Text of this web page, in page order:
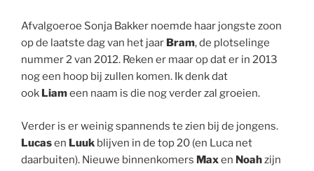
Afvalgoeroe Sonja Bakker noemde haar jongste zoon
op de laatste dag van het jaar Bram, de plotselinge
nummer 2 van 2012. Reken er maar op dat er in 2013
nog een hoop bij zullen komen. Ik denk dat
ook Liameen naam is die nog verder zal groeien.
Verder is er weinig spannends te zien bij de jongens.
Lucasen Luuk blijven in de top 20 (en Luca net
daarbuiten). Nieuwe binnenkomers Maxen Noahzijn